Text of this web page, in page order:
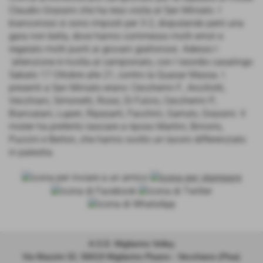
Claudio Grassini che ha reso visita al San Miniato. I
biancorossi si sono imposti per 3-2, disputando però una
gara non bella, dove hanno commesso molti errori e
regalato molti punti ai giovani giallorossi. Adesso l
´attenzione è rivolta al campionato, con l´esordio casalingo
Sabato 17 Ottobre alle 21, contro la Quasar Massa. I
presenti a San Miniato erano: Ceccherini F., Ancillotti,
Vecchiani, Simonetti, Rossi, Di Fulvio, Ceccherini P.,
Biancalani, Luperi, Ripasarti, Facchini, Garruto, Grassini. Il
mister ha preferito lasciare a riposo Martini, Binioris,
Puccini e Berton, che hanno svolto un lavoro differenziato
in palestra.
A.S.D. Migliarino Volley
Via Mazzini 32, 56019 Migliarino Pisano - Vecchiano (Pisa)